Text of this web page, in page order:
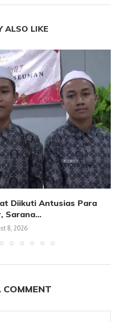
ALSO LIKE
Diikuti Antusias Para
Sarana...
8, 2026
COMMENT